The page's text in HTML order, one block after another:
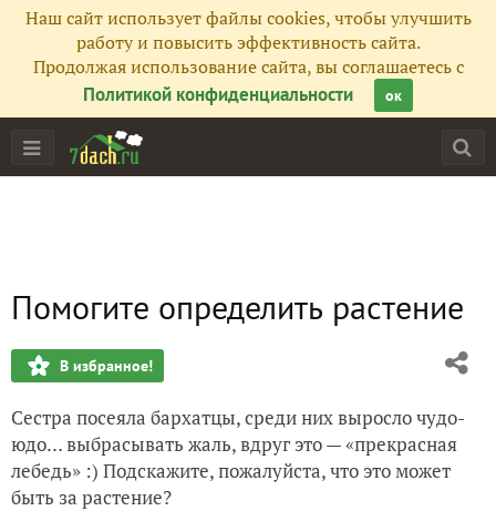
Наш сайт использует файлы cookies, чтобы улучшить
работу и повысить эффективность сайта.
Продолжая использование сайта, вы соглашаетесь с
Политикой конфиденциальности
ок
Помогите определить растение
В избранное!
Сестра посеяла бархатцы, среди них выросло чудо-
юдо… выбрасывать жаль, вдруг это — «прекрасная
лебедь» :) Подскажите, пожалуйста, что это может
быть за растение?